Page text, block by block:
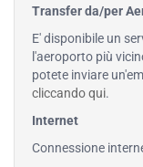
Transfer da/per
E' disponibile un
l'aeroporto più
potete inviare
cliccando qui.
Internet
Connessione